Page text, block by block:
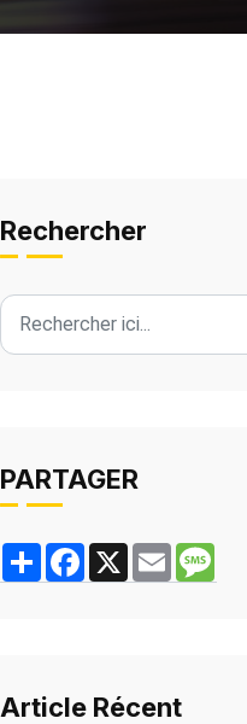
Rechercher
PARTAGER
ShareFacebook
X EmailMessage
Article Récent